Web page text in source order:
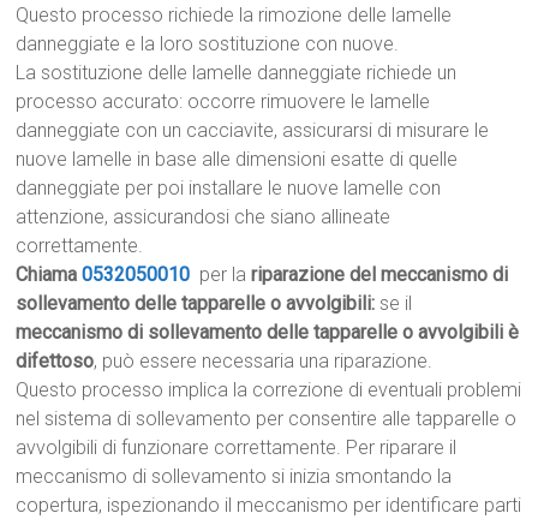
Questo processo richiede la rimozione delle lamelle
danneggiate e la loro sostituzione con nuove.
La sostituzione delle lamelle danneggiate richiede un
processo accurato: occorre rimuovere le lamelle
danneggiate con un cacciavite, assicurarsi di misurare le
nuove lamelle in base alle dimensioni esatte di quelle
danneggiate per poi installare le nuove lamelle con
attenzione, assicurandosi che siano allineate
correttamente.
Chiama0532050010 per lariparazione del meccanismo di
sollevamento delle tapparelle o avvolgibili: se il
meccanismo di sollevamento delle tapparelle o avvolgibili è
difettoso, può essere necessaria una riparazione.
Questo processo implica la correzione di eventuali problemi
nel sistema di sollevamento per consentire alle tapparelle o
avvolgibili di funzionare correttamente. Per riparare il
meccanismo di sollevamento si inizia smontando la
copertura, ispezionando il meccanismo per identificare parti